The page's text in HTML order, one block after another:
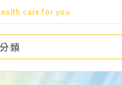
草油 鎂 Q10 酸櫻桃
維他命C
care for you
類